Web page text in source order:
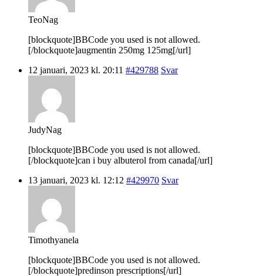
TeoNag
[blockquote]BBCode you used is not allowed.
[/blockquote]augmentin 250mg 125mg[/url]
12 januari, 2023 kl. 20:11 #429788 Svar
JudyNag
[blockquote]BBCode you used is not allowed.
[/blockquote]can i buy albuterol from canada[/url]
13 januari, 2023 kl. 12:12 #429970 Svar
Timothyanela
[blockquote]BBCode you used is not allowed.
[/blockquote]predinson prescriptions[/url]